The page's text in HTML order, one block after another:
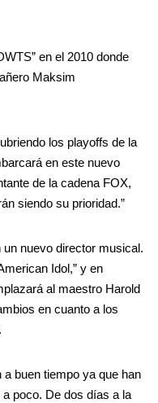
en el 2010 donde
Maksim
los playoffs de la
en este nuevo
de la cadena FOX,
siendo su prioridad.”
nuevo director musical.
Idol,” y en
al maestro Harold
en cuanto a los
buen tiempo ya que han
poco. De dos días a la